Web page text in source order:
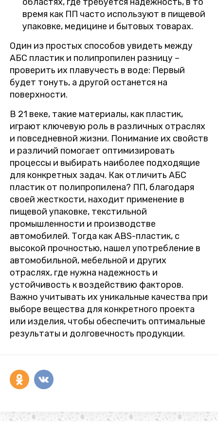
время как ПП часто используют в пищевой
упаковке, медицине и бытовых товарах.
Один из простых способов увидеть между
АБС пластик и полипропилен разницу –
проверить их плавучесть в воде: Первый
будет тонуть, а другой останется на
поверхности.
В 21 веке, такие материалы, как пластик,
играют ключевую роль в различных отраслях
и повседневной жизни. Понимание их свойств
и различий помогает оптимизировать
процессы и выбирать наиболее подходящие
для конкретных задач. Как отличить АБС
пластик от полипропилена? ПП, благодаря
своей жесткости, находит применение в
пищевой упаковке, текстильной
промышленности и производстве
автомобилей. Тогда как ABS-пластик, с
высокой прочностью, нашел употребление в
автомобильной, мебельной и других
отраслях, где нужна надежность и
устойчивость к воздействию факторов.
Важно учитывать их уникальные качества при
выборе вещества для конкретного проекта
или изделия, чтобы обеспечить оптимальные
результаты и долговечность продукции.